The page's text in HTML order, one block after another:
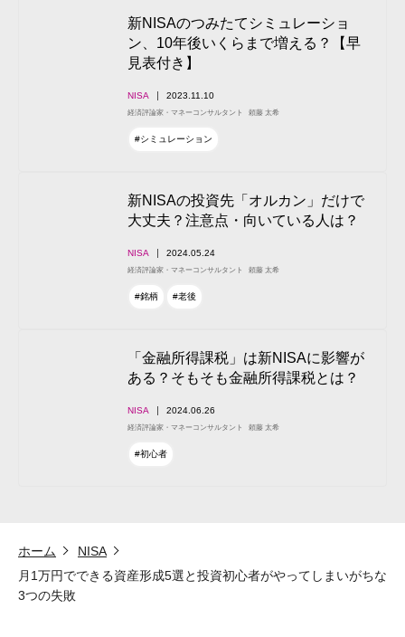
新NISAのつみたてシミュレーショ
ン、10年後いくらまで増える？【早
見表付き】
NISA 2023.11.10
経済評論家・マネーコンサルタント 頼藤 太希
#シミュレーション
新NISAの投資先「オルカン」だけで
大丈夫？注意点・向いている人は？
NISA 2024.05.24
経済評論家・マネーコンサルタント 頼藤 太希
#銘柄 #老後
「金融所得課税」は新NISAに影響が
ある？そもそも金融所得課税とは？
NISA 2024.06.26
経済評論家・マネーコンサルタント 頼藤 太希
#初心者
ホーム
NISA
月1万円でできる資産形成5選と投資初心者がやってしまいがちな
3つの失敗